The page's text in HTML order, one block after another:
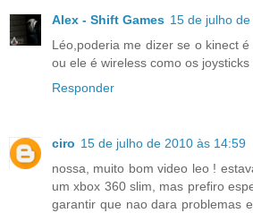
Alex - Shift Games 15 de julho
Léo,poderia me dizer se o kinect
ou ele é wireless como os
Responder
ciro 15 de julho de 2010 às 14:59
nossa, muito bom video leo !
um xbox 360 slim, mas prefiro
garantir que nao dara problemas